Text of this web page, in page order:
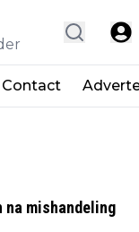
Contact
na mishandeling